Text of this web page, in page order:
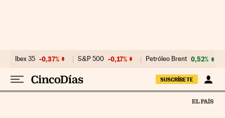
Ibex 35 -0,37% S&P 500 -0,17% Petróleo Brent 0,52%
SUSCRÍBETE